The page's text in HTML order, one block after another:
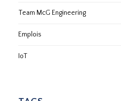
Team McG Engineering
Emplois
IoT